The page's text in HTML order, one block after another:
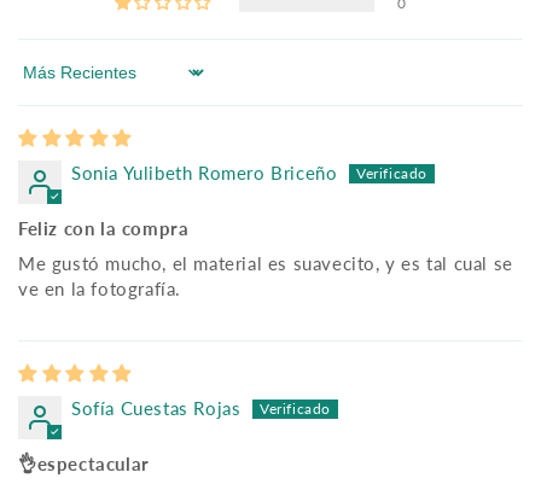
Sort by
Sonia Yulibeth Romero Briceño
Feliz con la compra
Me gustó mucho, el material es suavecito, y es tal cual se
ve en la fotografía.
Sofía Cuestas Rojas
👌espectacular